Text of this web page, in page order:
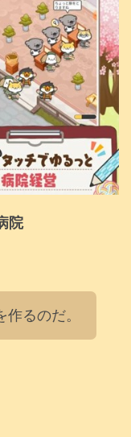
院
るのだ。